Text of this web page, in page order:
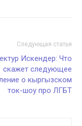
Следующая статья
Искендер: Что
скажет следующее
о кыргызском
ток-шоу про ЛГБТ